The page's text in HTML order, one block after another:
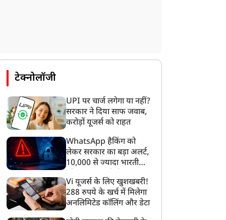
जारी
टेक्नोलॉजी
UPI पर चार्ज लगेगा या नहीं?
सरकार ने दिया साफ जवाब,
करोड़ों यूजर्स को राहत
WhatsApp हैकिंग को
लेकर सरकार का बड़ा अलर्ट,
10,000 से ज्यादा भारतीयों
गया
Vi यूजर्स के लिए खुशखबरी!
288 रुपये के खर्च में मिलेगा
अनलिमिटेड कॉलिंग और डेटा